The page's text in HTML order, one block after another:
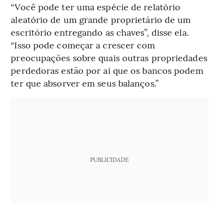
“Você pode ter uma espécie de relatório
aleatório de um grande proprietário de um
escritório entregando as chaves”, disse ela.
“Isso pode começar a crescer com
preocupações sobre quais outras propriedades
perdedoras estão por aí que os bancos podem
ter que absorver em seus balanços.”
PUBLICIDADE